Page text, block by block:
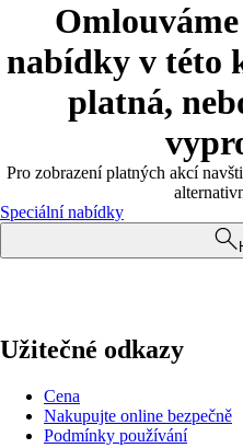
nabídky v této
platná,
Pro zobrazení platných akcí
Speciální nabídky
Užitečné odkazy
Cena
Nakupujte online bezpečně
Podmínky používání